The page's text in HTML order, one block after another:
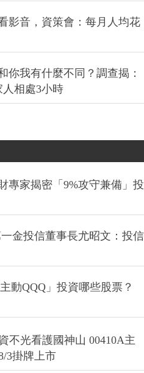
影音，資策會：每月人均花
你我有什麼不同？調查揭：
相處3小時
專家揭密「9%攻守兼備」投
金投信董事長尤昭文：投信
動QQQ」投資哪些股票？
不光看護國神山 00410A主
3掛牌上市